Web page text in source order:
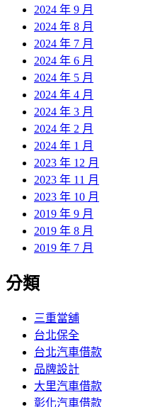
2024 年 9 月
2024 年 8 月
2024 年 7 月
2024 年 6 月
2024 年 5 月
2024 年 4 月
2024 年 3 月
2024 年 2 月
2024 年 1 月
2023 年 12 月
2023 年 11 月
2023 年 10 月
2019 年 9 月
2019 年 8 月
2019 年 7 月
分類
三重當舖
台北保全
台北汽車借款
品牌設計
大里汽車借款
彰化汽車借款